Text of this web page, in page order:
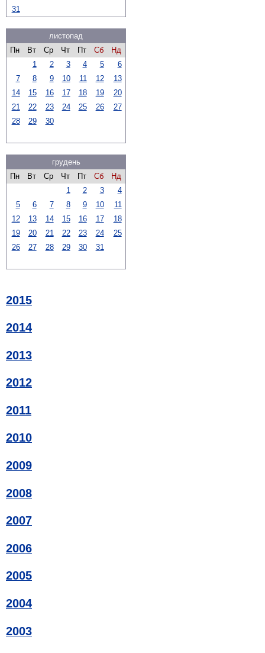
31
листопад
Пн
Вт Ср Чт Пт Сб
Нд
1
2 3 4 5
6
7
8 9 10 11 12
13
14
15 16 17 18 19
20
21
22 23 24 25 26
27
28
29 30
грудень
Пн
Вт Ср Чт Пт Сб
Нд
1
2 3
4
5
6 7 8 9 10
11
12
13 14 15 16 17
18
19
20 21 22 23 24
25
26
27 28 29 30 31
2015
2014
2013
2012
2011
2010
2009
2008
2007
2006
2005
2004
2003